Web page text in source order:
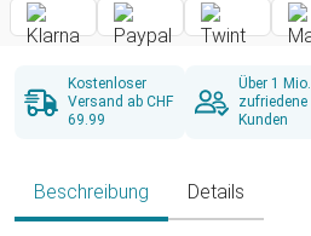
Kostenloser
Versand ab CHF
69.99
Über 1 Mio.
zufriedene
Kunden
Beschreibung Details